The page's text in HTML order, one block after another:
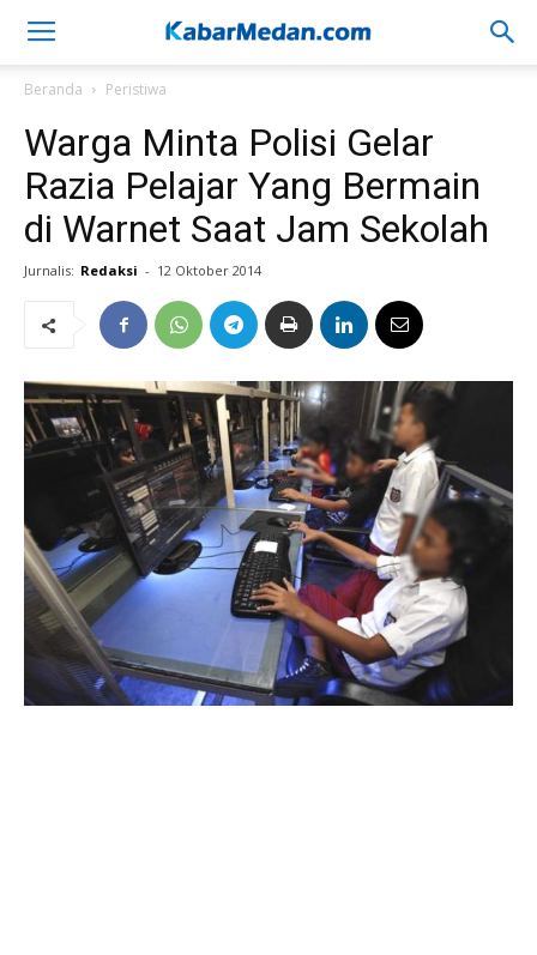
Beranda Peristiwa
Warga Minta Polisi Gelar
Razia Pelajar Yang Bermain
di Warnet Saat Jam Sekolah
Jurnalis: Redaksi - 12 Oktober 2014